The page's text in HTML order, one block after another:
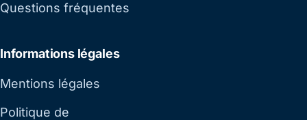
Questions fréquentes
Informations légales
Mentions légales
Politique de